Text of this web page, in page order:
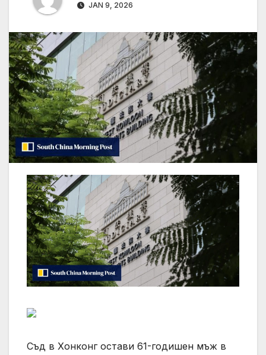
JAN 9, 2026
Съд в Хонконг остави 61-годишен мъж в